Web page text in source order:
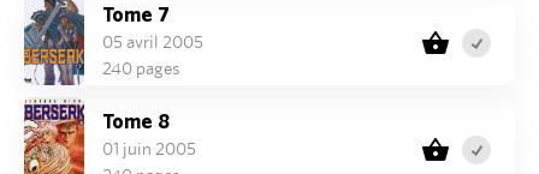
Tome 7
05 avril 2005
240 pages
Tome 8
01 juin 2005